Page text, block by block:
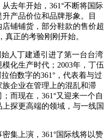
去年开始，361°不断将国际
产品价位和品牌形象。目
铺铺货，部分鞋款的售价超
真正的考验刚刚开始。
始人丁建通引进了第一台台湾
化生产时代；2003年，丁伍
伯数字的361°，代表着与过
企业在管理上的混乱和滞
而现在，361°又迎来一个自
探更高端的领域，与一线国
集上演，361°国际线将以赞